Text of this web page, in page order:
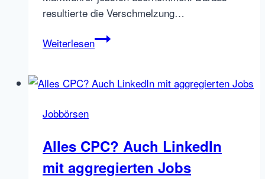
alle
Hire-
Nutzer
resultierte die Verschmelzung…
WeiterlesenJobScout24.ch
JobCloud
Jobbörsen
Alles CPC? Auch LinkedIn
mit aggregierten Jobs